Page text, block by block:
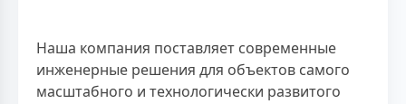
Наша компания поставляет современные
инженерные решения для объектов самого
масштабного и технологически развитого